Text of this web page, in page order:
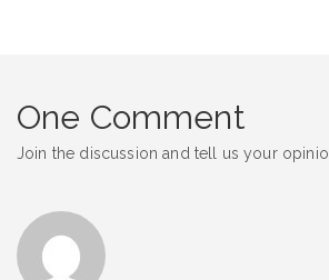
One Comment
Join the discussion and tell us your